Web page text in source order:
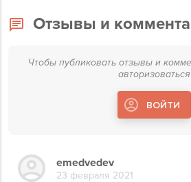
Отзывы и
Чтобы публиковать отзывы и
авторизоваться
ВОЙТИ
emedvedev
23 февраля 2021